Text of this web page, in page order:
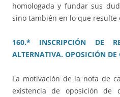
homologada y fundar sus
sino también en lo que
160.* INSCRIPCIÓN DE
ALTERNATIVA. OPOSICIÓN DE
La motivación de la nota de
existencia de oposición de